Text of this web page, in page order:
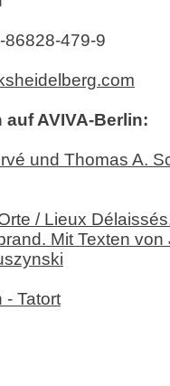
86828-479-9
auf AVIVA-Berlin:
und Thomas A.
/ Lieux
Mit Texten
- Tatort